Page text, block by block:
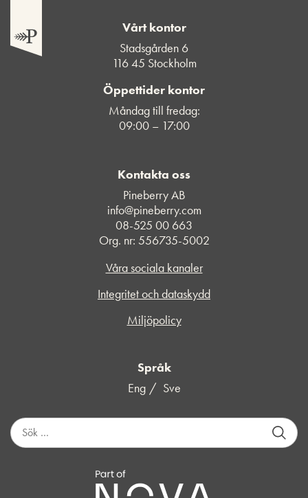
Vårt kontor
Stadsgården 6
116 45 Stockholm
Öppettider kontor
Måndag till fredag:
09:00 – 17:00
Kontakta oss
Pineberry AB
info@pineberry.com
08-525 00 663
Org. nr: 556735-5002
Våra sociala kanaler
Integritet och dataskydd
Miljöpolicy
Språk
Eng
Sve
S
ö
k